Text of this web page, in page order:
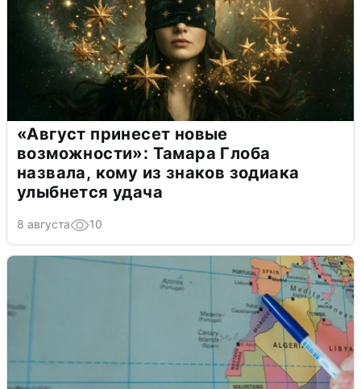
«Август принесет новые
возможности»: Тамара Глоба
назвала, кому из знаков зодиака
улыбнется удача
8 августа 10